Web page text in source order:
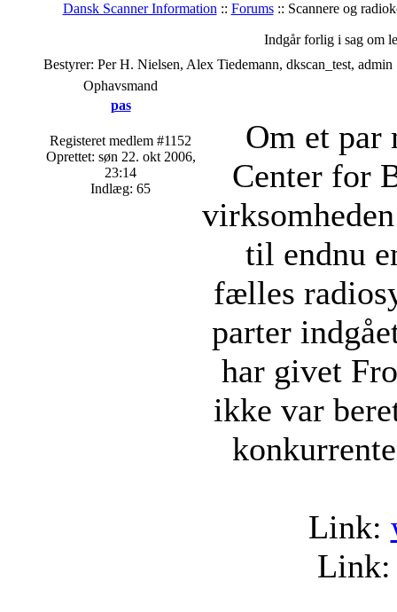
Dansk Scanner Information :: Forums:: Scannere og
Indgår forlig i sag om
Bestyrer: Per H. Nielsen, Alex Tiedemann, dkscan_test, admin
Ophavsmand
pas
Registeret medlem #1152
Oprettet: søn 22. okt 2006,
23:14
Indlæg: 65
Om et par
Center for
til endnu
fælles
parter
har givet
ikke var
Link: